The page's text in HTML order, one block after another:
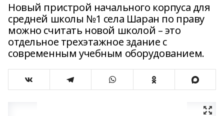
Новый пристрой начального корпуса для
средней школы №1 села Шаран по праву
можно считать новой школой – это
отдельное трехэтажное здание с
современным учебным оборудованием.